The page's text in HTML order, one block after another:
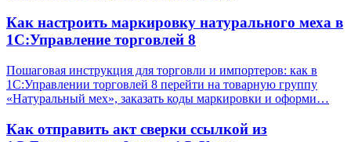
Как настроить маркировку натурального меха в
1С:Управление торговлей 8
Пошаговая инструкция для торговли и импортеров: как в
1С:Управлении торговлей 8 перейти на товарную группу
«Натуральный мех», заказать коды маркировки и оформи…
Как отправить акт сверки ссылкой из